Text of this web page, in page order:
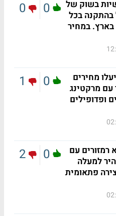
בשוק של
בהתקנה בכל
במחיר
0
0
מחירים
עם מרקטינג
ופדופילים
0
1
רמזורים עם
למעלה
פתאומית
0
2